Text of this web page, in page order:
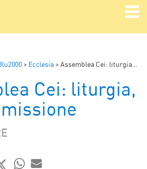
> Ecclesia > Assemblea Cei: liturgia, abusi e missione
Cei: liturgia,